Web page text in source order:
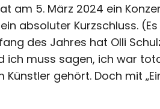
5. März 2024 ein
absoluter Kurzschluss.
des Jahres hat Olli
muss sagen, ich war
gehört. Doch mit